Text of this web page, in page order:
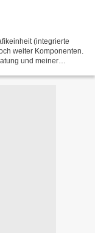
(integrierte
weiter Komponenten.
und meiner